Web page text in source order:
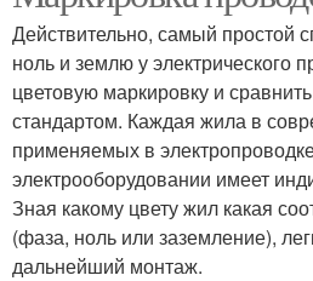
Действительно, самый простой
ноль и землю у электрического
цветовую маркировку и
стандартом. Каждая жила в
применяемых в
электрооборудовании имеет
Зная какому цвету жил какая
(фаза, ноль или заземление),
дальнейший монтаж.